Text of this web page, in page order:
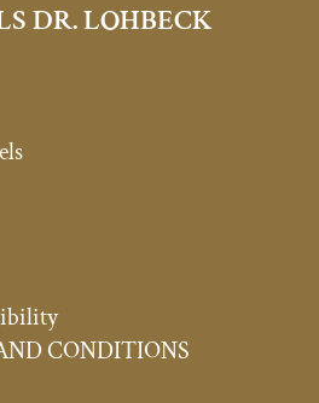
DR. LOHBECK
CONDITIONS